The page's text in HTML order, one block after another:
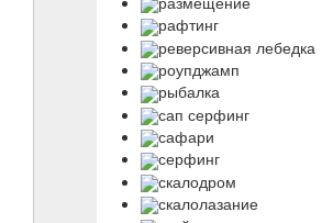
рафтинг
реверсивная лебедка
роупджамп
рыбалка
сап серфинг
сафари
серфинг
скалодром
скалолазание